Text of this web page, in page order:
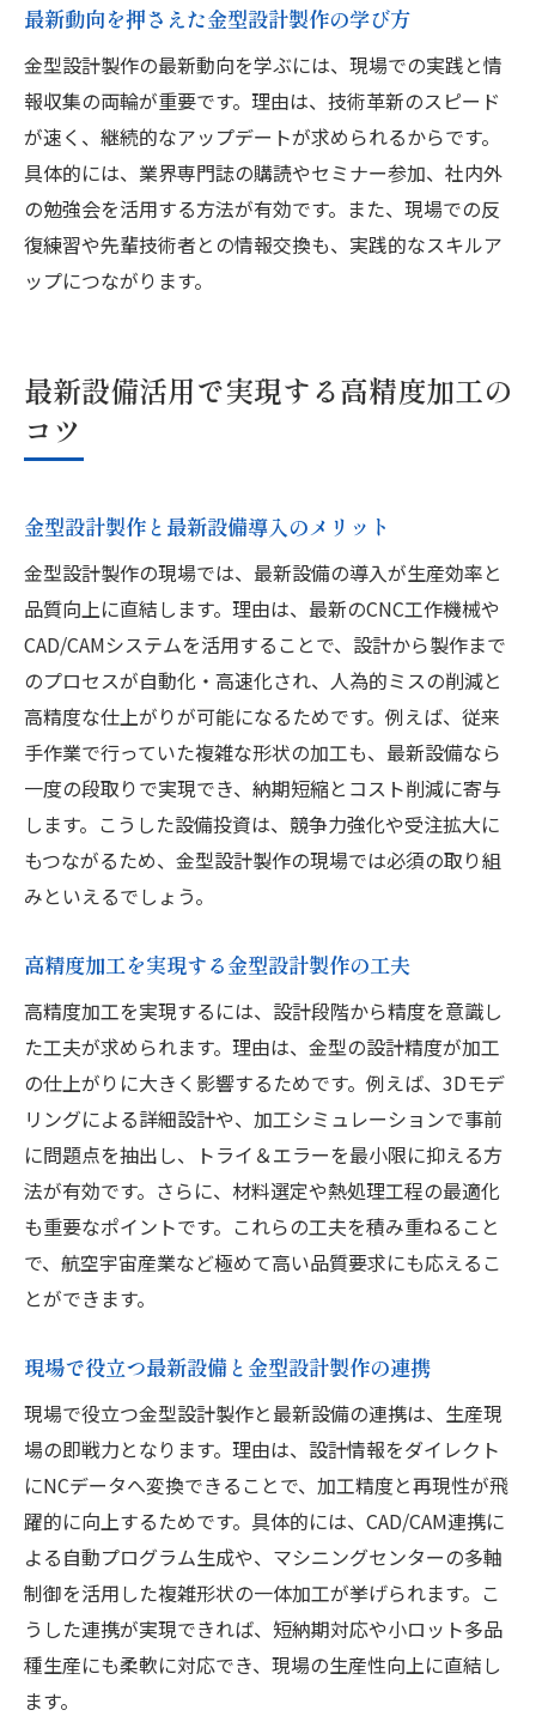
最新動向を押さえた金型設計製作の学び方
金型設計製作の最新動向を学ぶには、現場での実践と情
報収集の両輪が重要です。理由は、技術革新のスピード
が速く、継続的なアップデートが求められるからです。
具体的には、業界専門誌の購読やセミナー参加、社内外
の勉強会を活用する方法が有効です。また、現場での反
復練習や先輩技術者との情報交換も、実践的なスキルア
ップにつながります。
最新設備活用で実現する高精度加工の
コツ
金型設計製作と最新設備導入のメリット
金型設計製作の現場では、最新設備の導入が生産効率と
品質向上に直結します。理由は、最新のCNC工作機械や
CAD/CAMシステムを活用することで、設計から製作まで
のプロセスが自動化・高速化され、人為的ミスの削減と
高精度な仕上がりが可能になるためです。例えば、従来
手作業で行っていた複雑な形状の加工も、最新設備なら
一度の段取りで実現でき、納期短縮とコスト削減に寄与
します。こうした設備投資は、競争力強化や受注拡大に
もつながるため、金型設計製作の現場では必須の取り組
みといえるでしょう。
高精度加工を実現する金型設計製作の工夫
高精度加工を実現するには、設計段階から精度を意識し
た工夫が求められます。理由は、金型の設計精度が加工
の仕上がりに大きく影響するためです。例えば、3Dモデ
リングによる詳細設計や、加工シミュレーションで事前
に問題点を抽出し、トライ＆エラーを最小限に抑える方
法が有効です。さらに、材料選定や熱処理工程の最適化
も重要なポイントです。これらの工夫を積み重ねること
で、航空宇宙産業など極めて高い品質要求にも応えるこ
とができます。
現場で役立つ最新設備と金型設計製作の連携
現場で役立つ金型設計製作と最新設備の連携は、生産現
場の即戦力となります。理由は、設計情報をダイレクト
にNCデータへ変換できることで、加工精度と再現性が飛
躍的に向上するためです。具体的には、CAD/CAM連携に
よる自動プログラム生成や、マシニングセンターの多軸
制御を活用した複雑形状の一体加工が挙げられます。こ
うした連携が実現できれば、短納期対応や小ロット多品
種生産にも柔軟に対応でき、現場の生産性向上に直結し
ます。